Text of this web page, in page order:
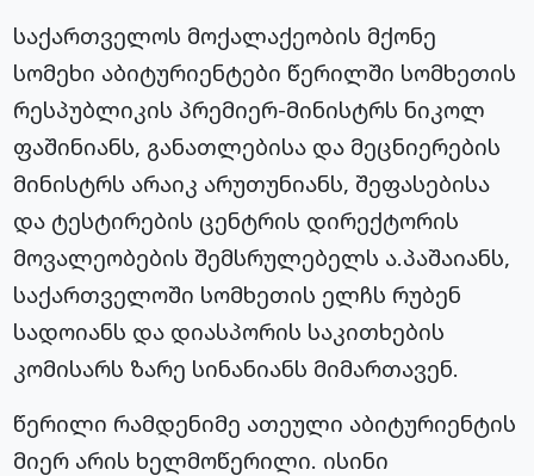
საქართველოს მოქალაქეობის მქონე
სომეხი აბიტურიენტები წერილში სომხეთის
რესპუბლიკის პრემიერ-მინისტრს ნიკოლ
ფაშინიანს, განათლებისა და მეცნიერების
მინისტრს არაიკ არუთუნიანს, შეფასებისა
და ტესტირების ცენტრის დირექტორის
მოვალეობების შემსრულებელს ა.პაშაიანს,
საქართველოში სომხეთის ელჩს რუბენ
სადოიანს და დიასპორის საკითხების
კომისარს ზარე სინანიანს მიმართავენ.
წერილი რამდენიმე ათეული აბიტურიენტის
მიერ არის ხელმოწერილი. ისინი